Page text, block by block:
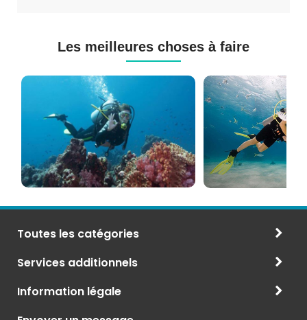
Les meilleures choses à faire
de
Sous-
marine
à
Maurice
Toutes les catégories
Services additionnels
Information légale